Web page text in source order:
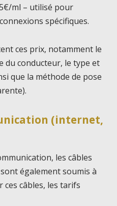
ml – utilisé pour
spécifiques.
ces prix, notamment le
du conducteur, le type et
que la méthode de pose
(internet,
les câbles
également soumis à
ces câbles, les tarifs